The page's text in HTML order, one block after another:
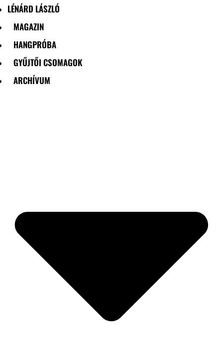
LÉNÁRD LÁSZLÓ
MAGAZIN
HANGPRÓBA
GYŰJTŐI CSOMAGOK
ARCHÍVUM